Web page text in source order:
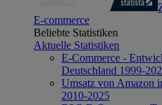
E-commerce
Beliebte Statistiken
Aktuelle Statistiken
E-Commerce -
Deutschland 1999-
Umsatz von Amazon
2010-2025